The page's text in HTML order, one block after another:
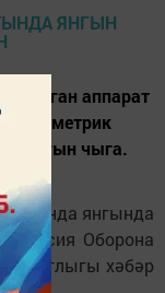
аппарат
Батиметрик
янгын чыга.
янгында
Россия Оборона
агентлыгы хәбәр